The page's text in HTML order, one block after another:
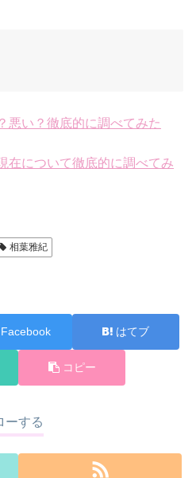
悪い？徹底的に調べてみた
在について徹底的に調べてみ
相葉雅紀
Facebook はてブ
コピー
ーする